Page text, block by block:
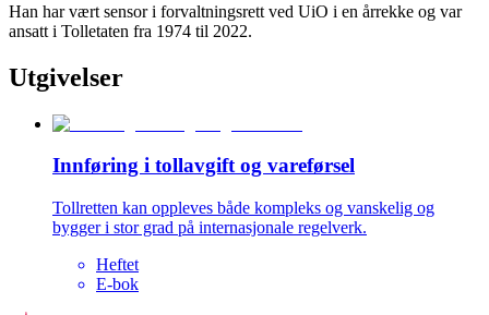
Han har vært sensor i forvaltningsrett ved UiO i en årrekke og var
ansatt i Tolletaten fra 1974 til 2022.
Utgivelser
Innføring i tollavgift og vareførsel
Tollretten kan oppleves både kompleks og vanskelig og
bygger i stor grad på internasjonale regelverk.
Heftet
E-bok